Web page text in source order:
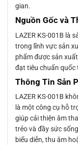
gian.
Nguồn Gốc và
LAZER KS-001B là
trong lĩnh vực sản
phẩm được sản
đạt tiêu chuẩn quốc
Thông Tin Sản
LAZER KS-001B
là một công cụ hỗ
giúp cải thiện âm
trẻo và đầy sức
biểu diễn, thu âm